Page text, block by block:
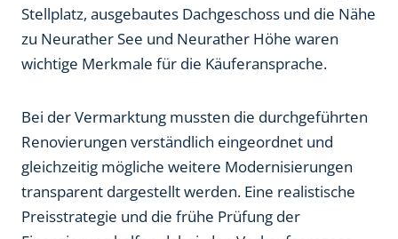
Stellplatz, ausgebautes Dachgeschoss und die Nähe
zu Neurather See und Neurather Höhe waren
wichtige Merkmale für die Käuferansprache.
Bei der Vermarktung mussten die durchgeführten
Renovierungen verständlich eingeordnet und
gleichzeitig mögliche weitere Modernisierungen
transparent dargestellt werden. Eine realistische
Preisstrategie und die frühe Prüfung der